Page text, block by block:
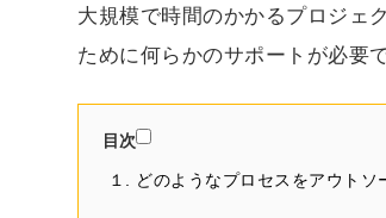
大規模で時間のかかるプロジェ
ために何らかのサポートが必要
目次
１. どのようなプロセスをアウトソ